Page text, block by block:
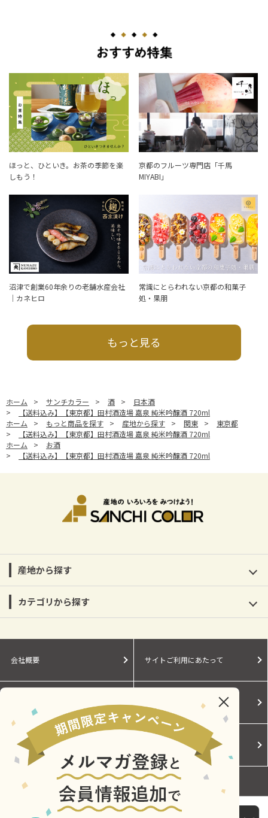
ほっと、ひといき。お茶の季節を楽
しもう！
京都のフルーツ専門店「千馬
MIYABI」
沼津で創業60年余りの老舗水産会社
｜カネヒロ
常識にとらわれない京都の和菓子
処・果朋
もっと見る
ホーム > サンチカラー > 酒 >
日本酒
>
【送料込み】【東京都】田村酒造場 嘉泉 純米吟醸酒 720ml
ホーム
> もっと商品を探す > 産地から探す > 関東 >
東京都
>
【送料込み】【東京都】田村酒造場 嘉泉 純米吟醸酒 720ml
ホーム
>
お酒
>
【送料込み】【東京都】田村酒造場 嘉泉 純米吟醸酒 720ml
産地から探す
カテゴリから探す
会社概要 サイトご利用にあたって
Cookieポリシー ご利用規約
お問い合わせ
【送料込み】【東京都】田村酒造場 嘉泉 純米吟醸酒